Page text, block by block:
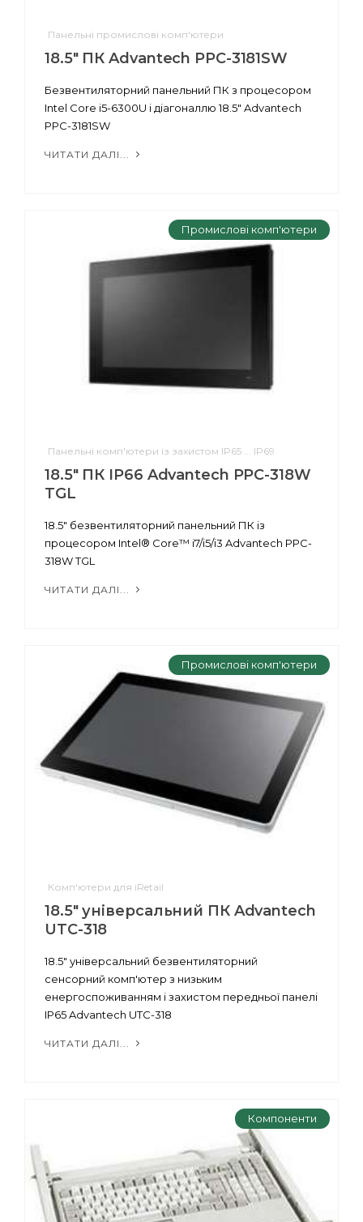
Панельні промислові комп'ютери
18.5" ПК Advantech PPC-3181SW
Безвентиляторний панельний ПК з процесором
Intel Core i5-6300U і діагоналлю 18.5" Advantech
PPC-3181SW
ЧИТАТИ ДАЛІ...
Промислові комп'ютери
Панельні комп'ютери із захистом IP65 ... IP69
18.5" ПК IP66 Advantech PPC-318W
TGL
18.5" безвентиляторний панельний ПК із
процесором Intel® Core™ i7/i5/i3 Advantech PPC-
318W TGL
ЧИТАТИ ДАЛІ...
Промислові комп'ютери
Комп'ютери для iRetail
18.5" універсальний ПК Advantech
UTC-318
18.5" універсальний безвентиляторний
сенсорний комп'ютер з низьким
енергоспоживанням і захистом передньої панелі
IP65 Advantech UTC-318
ЧИТАТИ ДАЛІ...
Компоненти